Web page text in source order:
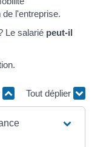
de l'entreprise.
Le salarié peut-il
Tout déplier